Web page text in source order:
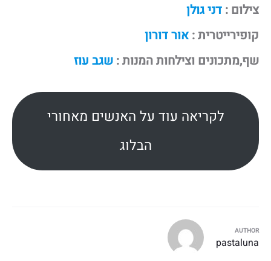
צילום : דני גולן
קופירייטרית : אור דורון
שף,מתכונים וצילחות המנות : שגב עוז
לקריאה עוד על האנשים מאחורי
הבלוג
AUTHOR
pastaluna